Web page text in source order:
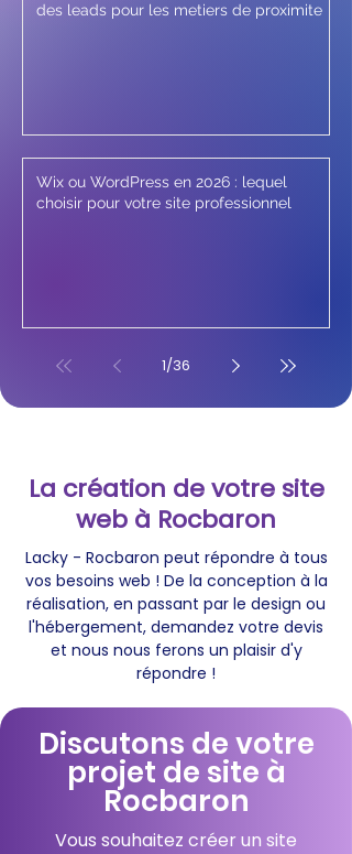
des leads pour les metiers de proximite
Wix ou WordPress en 2026 : lequel
choisir pour votre site professionnel
1/36
La création de votre site
web à Rocbaron
Lacky - Rocbaron peut répondre à tous
vos besoins web ! De la conception à la
réalisation, en passant par le design ou
l'hébergement, demandez votre devis
et nous nous ferons un plaisir d'y
répondre !
Discutons de votre
projet de site à
Rocbaron
Vous souhaitez créer un site